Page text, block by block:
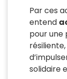
Par ces
entend
pour une
solidaire